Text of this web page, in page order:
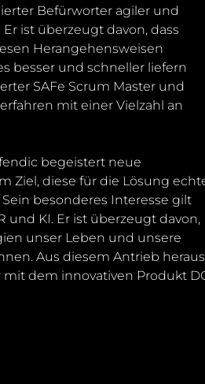
Befürworter agiler und
ist überzeugt davon, dass
Herangehensweisen
besser und schneller liefern
SAFe Scrum Master und
mit einer Vielzahl an
begeistert neue
Ziel, diese für die Lösung
besonderes Interesse gilt
und KI. Er ist überzeugt davon,
unser Leben und unsere
Aus diesem Antrieb heraus
mit dem innovativen Produkt